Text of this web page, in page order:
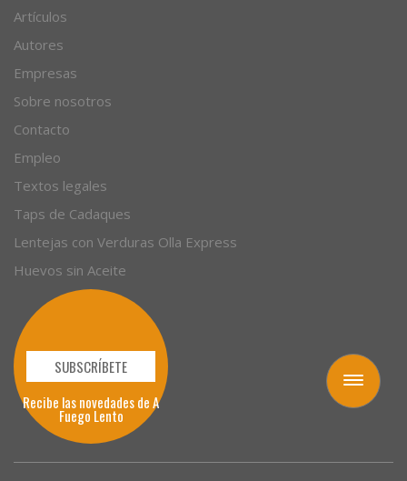
Toggle
navigation
Artículos
Autores
Empresas
Sobre nosotros
Contacto
Empleo
Textos legales
Taps de Cadaques
Lentejas con Verduras Olla Express
Huevos sin Aceite
SUBSCRÍBETE
Recibe las novedades de A
Fuego Lento